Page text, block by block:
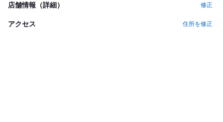
店舗情報（詳細） 修正
アクセス 住所を修正